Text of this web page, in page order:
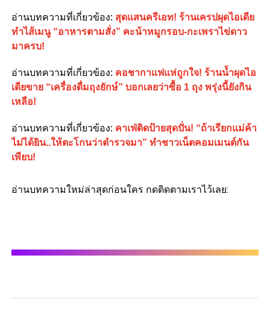
อ่านบทความที่เกี่ยวข้อง: สุดแสนครีเอท! ร้านเครปผุดไอเดีย
ทำไส้เมนู “อาหารตามสั่ง” คะน้าหมูกรอบ-กะเพราไข่ดาว
มาครบ!
อ่านบทความที่เกี่ยวข้อง: คอชากาแฟแห่ถูกใจ! ร้านน้ำผุดไอ
เดียขาย “เครื่องดื่มถุงยักษ์” บอกเลยว่าซื้อ 1 ถุง พรุ่งนี้ยังกิน
เหลือ!
อ่านบทความที่เกี่ยวข้อง: คาเฟ่ติดป้ายสุดปั่น! “ถ้าเรียกแม่ค้า
ไม่ได้ยิน..ให้ตะโกนว่าตำรวจมา” ทำชาวเน็ตคอมเมนต์กัน
เพียบ!
อ่านบทความใหม่ล่าสุดก่อนใคร กดติดตามเราไว้เลย: